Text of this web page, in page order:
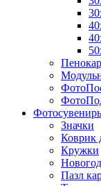
Значки
Коврик
Кружки
Пазл